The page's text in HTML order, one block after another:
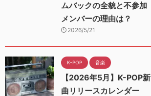
ムバックの全貌と不参加
メンバーの理由は？
2026/5/21
K-POP 音楽
【2026年5月】K-POP新
曲リリースカレンダー